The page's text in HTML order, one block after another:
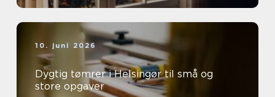
10. juni 2026
Dygtig tømrer i Helsingør til små og
store opgaver